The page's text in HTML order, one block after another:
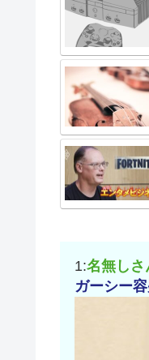
1:名無しさ
ガーシー